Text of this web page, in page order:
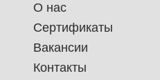
О нас
Сертификаты
Вакансии
Контакты